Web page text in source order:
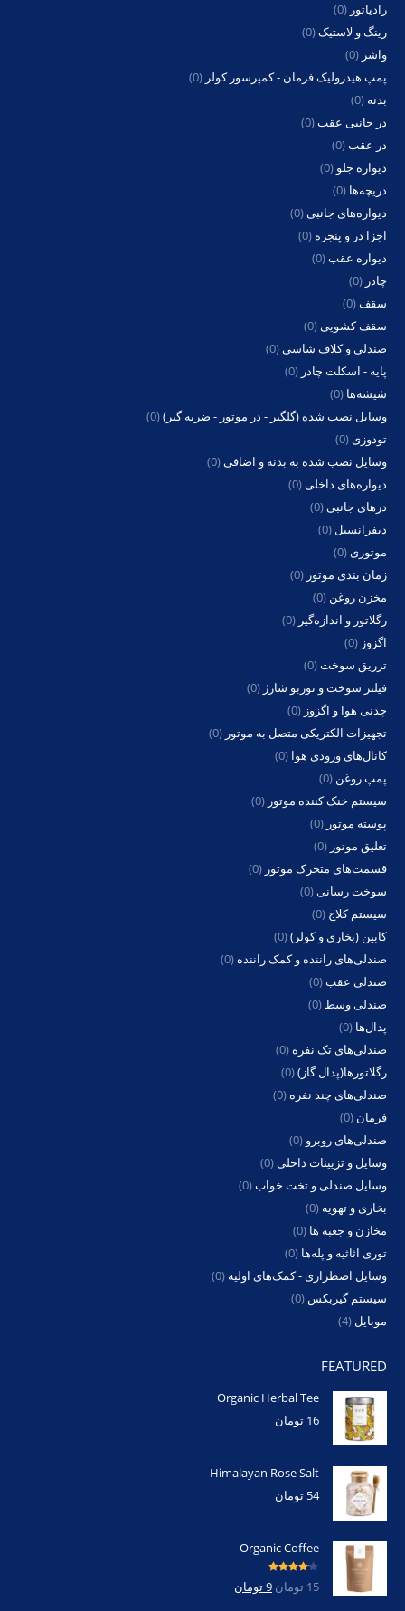
رادیاتور (0)
رینگ و لاستیک(0)
واشر (0)
پمپ هیدرولیک فرمان - کمپرسور کولر (0)
بدنه (0)
در جانبی عقب(0)
در عقب(0)
دیواره جلو (0)
دریچه‌ها (0)
دیواره‌های جانبی(0)
اجزا در و پنجره (0)
دیواره عقب(0)
چادر (0)
سقف(0)
سقف کشویی(0)
صندلی و کلاف شاسی(0)
پایه - اسکلت چادر (0)
شیشه‌ها (0)
وسایل نصب شده (گلگیر - در موتور - ضربه گیر)(0)
تودوزی(0)
وسایل نصب شده به بدنه و اضافی(0)
دیواره‌های داخلی(0)
درهای جانبی(0)
دیفرانسیل (0)
موتوری(0)
زمان بندی موتور (0)
مخزن روغن (0)
رگلاتور و اندازه‌گیر (0)
اگزوز (0)
تزریق سوخت(0)
فیلتر سوخت و توربو شارژ (0)
چدنی هوا و اگزوز (0)
تجهیزات الکتریکی متصل به موتور (0)
کانال‌های ورودی هوا (0)
پمپ روغن (0)
سیستم خنک کننده موتور (0)
پوسته موتور (0)
تعلیق موتور (0)
قسمت‌های متحرک موتور (0)
سوخت رسانی(0)
سیستم کلاج (0)
کابین (بخاری و کولر)(0)
صندلی‌های راننده و کمک راننده (0)
صندلی عقب(0)
صندلی وسط (0)
پدال‌ها (0)
صندلی‌های تک نفره (0)
رگلاتورها(پدال گاز)(0)
صندلی‌های چند نفره (0)
فرمان (0)
صندلی‌های روبرو (0)
وسایل و تزیینات داخلی(0)
وسایل صندلی و تخت خواب(0)
بخاری و تهویه (0)
مخازن و جعبه ها (0)
توری اثاثیه و پله‌ها (0)
وسایل اضطراری - کمک‌های اولیه (0)
سیستم گیربکس (0)
موبایل (4)
FEATURED
Organic Herbal Tee
16 تومان
Himalayan Rose Salt
54 تومان
Organic Coffee
امتیاز4.00
از 5 15تومان9تومان